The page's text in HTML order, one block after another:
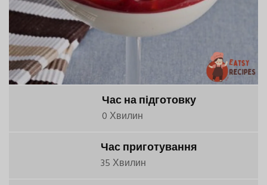
Час на підготовку
0 Хвилин
Час приготування
35 Хвилин